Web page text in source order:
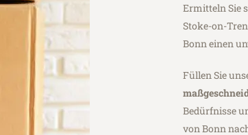
Ermitteln Sie
Stoke-on-
Bonn einen
Füllen Sie
Bedürfnisse
von Bonn